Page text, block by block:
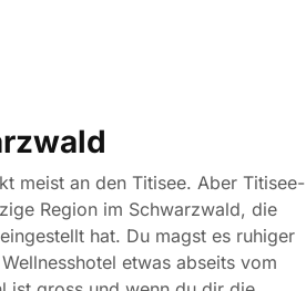
meist an den Titisee. Aber Titisee-
Region im Schwarzwald, die
hat. Du magst es ruhiger
etwas abseits vom